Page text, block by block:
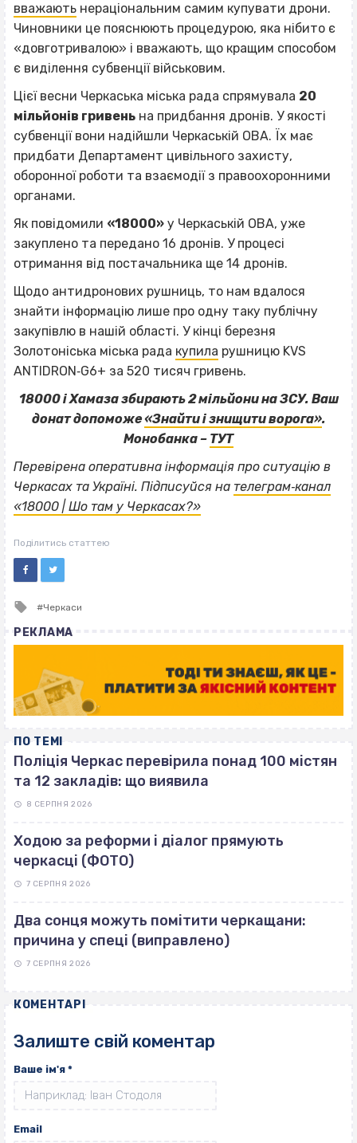
вважають нераціональним самим купувати дрони.
Чиновники це пояснюють процедурою, яка нібито є
«довготривалою» і вважають, що кращим способом
є виділення субвенції військовим.
Цієї весни Черкаська міська рада спрямувала 20
мільйонів гривень на придбання дронів. У якості
субвенції вони надійшли Черкаській ОВА. Їх має
придбати Департамент цивільного захисту,
оборонної роботи та взаємодії з правоохоронними
органами.
Як повідомили «18000» у Черкаській ОВА, уже
закуплено та передано 16 дронів. У процесі
отримання від постачальника ще 14 дронів.
Щодо антидронових рушниць, то нам вдалося
знайти інформацію лише про одну таку публічну
закупівлю в нашій області. У кінці березня
Золотоніська міська рада купила рушницю KVS
ANTIDRON‐G6+ за 520 тисяч гривень.
18000 і Хамаза збирають 2 мільйони на ЗСУ. Ваш
донат допоможе«Знайти і знищити ворога».
Монобанка – ТУТ
Перевірена оперативна інформація про ситуацію в
Черкасах та Україні. Підписуйся на телеграм‐канал
«18000 | Шо там у Черкасах?»
Поділитись статтею
Tagged
Черкаси
РЕКЛАМА
ПО ТЕМІ
Поліція Черкас перевірила понад 100 містян
та 12 закладів: що виявила
8 СЕРПНЯ 2026
Ходою за реформи і діалог прямують
черкасці (ФОТО)
7 СЕРПНЯ 2026
Два сонця можуть помітити черкащани:
причина у спеці (виправлено)
7 СЕРПНЯ 2026
КОМЕНТАРІ
Залиште свій коментар
Ваше ім'я *
Email